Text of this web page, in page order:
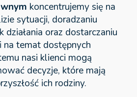
koncentrujemy się na
sytuacji, doradzaniu
działania oraz dostarczaniu
na temat dostępnych
nasi klienci mogą
decyzje, które mają
ich rodziny.